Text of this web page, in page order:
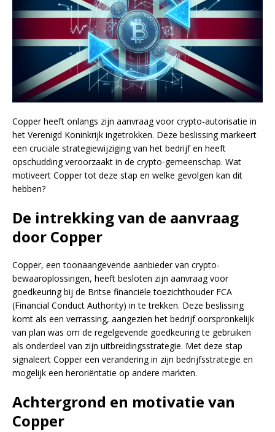
Copper heeft onlangs zijn aanvraag voor crypto-autorisatie in
het Verenigd Koninkrijk ingetrokken. Deze beslissing markeert
een cruciale strategiewijziging van het bedrijf en heeft
opschudding veroorzaakt in de crypto-gemeenschap. Wat
motiveert Copper tot deze stap en welke gevolgen kan dit
hebben?
De intrekking van de aanvraag
door Copper
Copper, een toonaangevende aanbieder van crypto-
bewaaroplossingen, heeft besloten zijn aanvraag voor
goedkeuring bij de Britse financiële toezichthouder FCA
(Financial Conduct Authority) in te trekken. Deze beslissing
komt als een verrassing, aangezien het bedrijf oorspronkelijk
van plan was om de regelgevende goedkeuring te gebruiken
als onderdeel van zijn uitbreidingsstrategie. Met deze stap
signaleert Copper een verandering in zijn bedrijfsstrategie en
mogelijk een heroriëntatie op andere markten.
Achtergrond en motivatie van
Copper